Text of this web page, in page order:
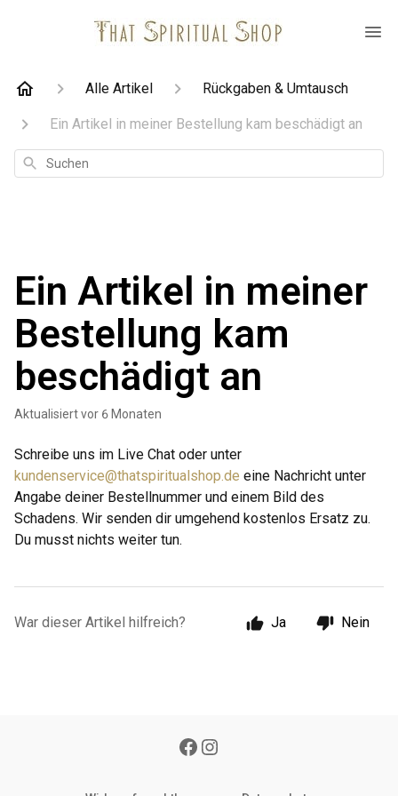
Alle Artikel Rückgaben & Umtausch
Ein Artikel in meiner Bestellung kam beschädigt an
Suchen
Ein Artikel in meiner
Bestellung kam
beschädigt an
Aktualisiertvor 6 Monaten
Schreibe uns im Live Chat oder unter
kundenservice@thatspiritualshop.de eine Nachricht unter
Angabe deiner Bestellnummer und einem Bild des
Schadens. Wir senden dir umgehend kostenlos Ersatz zu.
Du musst nichts weiter tun.
War dieser Artikel hilfreich? Ja Nein